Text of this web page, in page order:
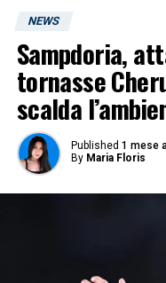
NEWS
Sampdoria,
tornasse
scalda
Published 1 mese
By Maria Floris